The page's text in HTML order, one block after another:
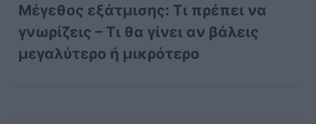
Μέγεθος εξάτμισης: Τι πρέπει να
γνωρίζεις – Τι θα γίνει αν βάλεις
μεγαλύτερο ή μικρότερο